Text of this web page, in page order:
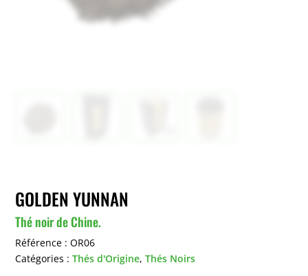
GOLDEN YUNNAN
Thé noir de Chine.
Référence :OR06
Catégories :Thés d'Origine,Thés Noirs